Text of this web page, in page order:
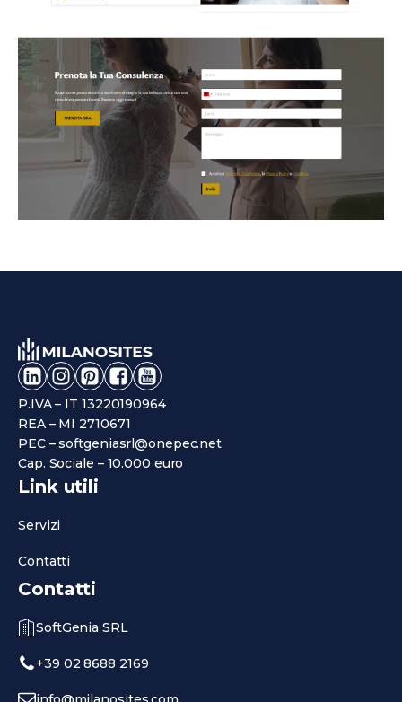
P.IVA – IT 13220190964
REA – MI 2710671
PEC – softgeniasrl@onepec.net
Cap. Sociale – 10.000 euro
Link utili
Servizi
Contatti
Contatti
SoftGenia SRL
+39 02 8688 2169